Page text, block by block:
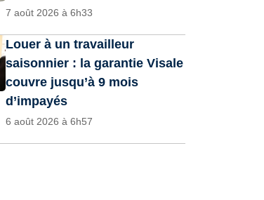
7 août 2026 à 6h33
Louer à un travailleur
saisonnier : la garantie Visale
couvre jusqu’à 9 mois
d’impayés
6 août 2026 à 6h57